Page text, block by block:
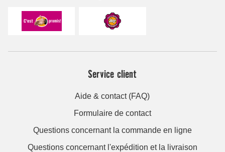
Service client
Aide & contact (FAQ)
Formulaire de contact
Questions concernant la commande en ligne
Questions concernant l'expédition et la livraison